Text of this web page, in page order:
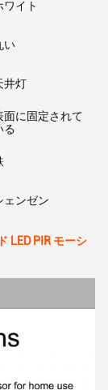
ワイト
い
井灯
面に固定されて
る
ェンゼン
LED PIR モーシ